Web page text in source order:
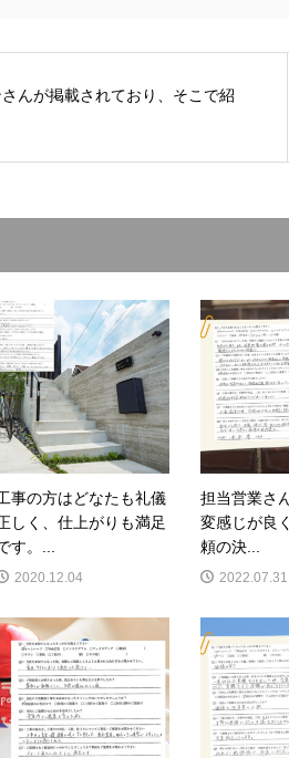
んが掲載されており、そこで紹
事の方はどなたも礼儀
しく、仕上がりも満足
す。...
2020.12.04
担当営業さ
変感じが良
頼の決...
2022.07.31